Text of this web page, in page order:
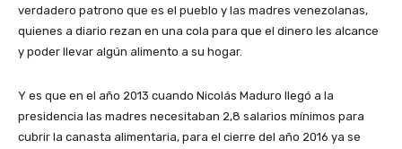
verdadero patrono que es el pueblo y las madres venezolanas,
quienes a diario rezan en una cola para que el dinero les alcance
y poder llevar algún alimento a su hogar.
Y es que en el año 2013 cuando Nicolás Maduro llegó a la
presidencia las madres necesitaban 2,8 salarios mínimos para
cubrir la canasta alimentaria, para el cierre del año 2016 ya se